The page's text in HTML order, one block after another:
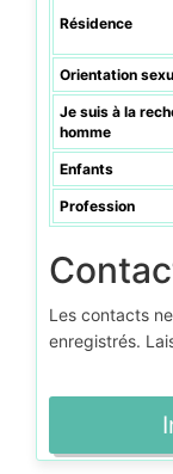
Résidence
Orientation
Je suis à la
homme
Enfants
Profession
Les contacts
enregistrés.